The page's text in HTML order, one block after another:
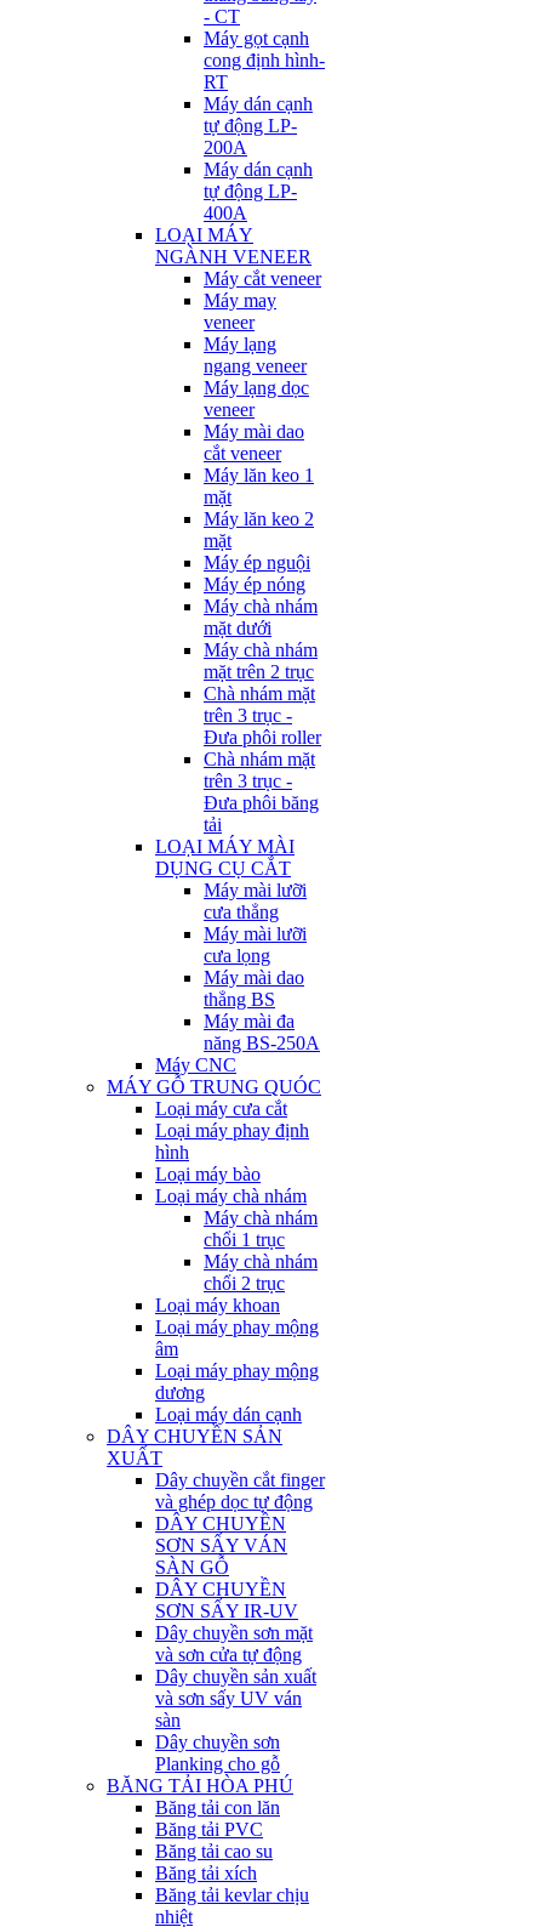
- CT
Máy gọt cạnh
cong định hình-
RT
Máy dán cạnh
tự động LP-
200A
Máy dán cạnh
tự động LP-
400A
LOẠI MÁY
NGÀNH VENEER
Máy cắt veneer
Máy may
veneer
Máy lạng
ngang veneer
Máy lạng dọc
veneer
Máy mài dao
cắt veneer
Máy lăn keo 1
mặt
Máy lăn keo 2
mặt
Máy ép nguội
Máy ép nóng
Máy chà nhám
mặt dưới
Máy chà nhám
mặt trên 2 trục
Chà nhám mặt
trên 3 trục -
Đưa phôi roller
Chà nhám mặt
trên 3 trục -
Đưa phôi băng
tải
LOẠI MÁY MÀI
DỤNG CỤ CẮT
Máy mài lưỡi
cưa thẳng
Máy mài lưỡi
cưa lọng
Máy mài dao
thẳng BS
Máy mài đa
năng BS-250A
Máy CNC
MÁY GỖ TRUNG QUÓC
Loại máy cưa cắt
Loại máy phay định
hình
Loại máy bào
Loại máy chà nhám
Máy chà nhám
chổi 1 trục
Máy chà nhám
chổi 2 trục
Loại máy khoan
Loại máy phay mộng
âm
Loại máy phay mộng
dương
Loại máy dán cạnh
DÂY CHUYỀN SẢN
XUẤT
Dây chuyền cắt finger
và ghép dọc tự động
DÂY CHUYỀN
SƠN SẤY VÁN
SÀN GỖ
DÂY CHUYỀN
SƠN SẤY IR-UV
Dây chuyền sơn mặt
và sơn cửa tự động
Dây chuyền sản xuất
và sơn sấy UV ván
sàn
Dây chuyền sơn
Planking cho gỗ
BĂNG TẢI HÒA PHÚ
Băng tải con lăn
Băng tải PVC
Băng tải cao su
Băng tải xích
Băng tải kevlar chịu
nhiệt